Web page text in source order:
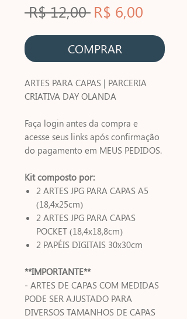
R$ 12,00 Preço
normal
R$ 6,00
COMPRAR
ARTES PARA CAPAS | PARCERIA
CRIATIVA DAY OLANDA
Faça login antes da compra e
acesse seus links após confirmação
do pagamento em MEUS PEDIDOS.
Kit composto por:
2 ARTES JPG PARA CAPAS A5
(18,4x25cm)
2 ARTES JPG PARA CAPAS
POCKET (18,4x18,8cm)
2 PAPÉIS DIGITAIS 30x30cm
**IMPORTANTE**
- ARTES DE CAPAS COM MEDIDAS
PODE SER AJUSTADO PARA
DIVERSOS TAMANHOS DE CAPAS